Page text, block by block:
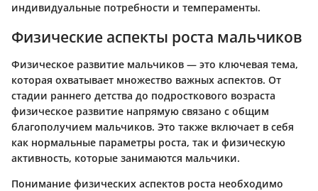
индивидуальные потребности и темпераменты.
Физические аспекты роста мальчиков
Физическое развитие мальчиков — это ключевая тема,
которая охватывает множество важных аспектов. От
стадии раннего детства до подросткового возраста
физическое развитие напрямую связано с общим
благополучием мальчиков. Это также включает в себя
как нормальные параметры роста, так и физическую
активность, которые занимаются мальчики.
Понимание физических аспектов роста необходимо